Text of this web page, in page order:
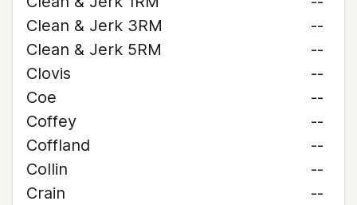
Clean & Jerk 3RM
--
Clean & Jerk 5RM
--
Clovis
--
Coe
--
Coffey
--
Coffland
--
Collin
--
Crain
--